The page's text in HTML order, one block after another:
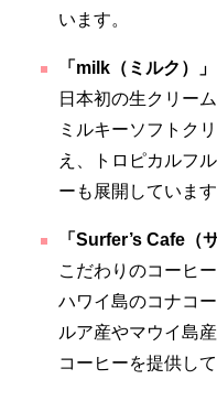
います。
「milk（ミルク）」
日本初の生クリーム
ミルキーソフトク
え、トロピカルフ
ーも展開しています
「Surfer’s Cafe（
こだわりのコーヒ
ハワイ島のコナコ
ルア産やマウイ島
コーヒーを提供して